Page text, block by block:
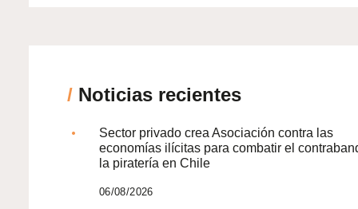
/ Noticias recientes
Sector privado crea Asociación contra las
economías ilícitas para combatir el
la piratería en Chile
06/08/2026